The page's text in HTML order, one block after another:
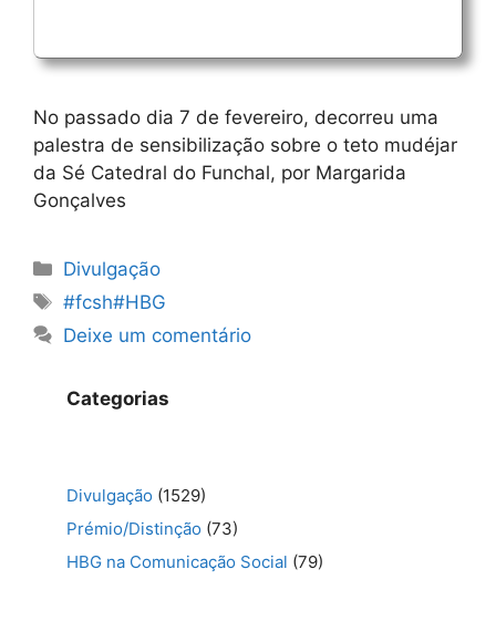
No passado dia 7 de fevereiro, decorreu uma
palestra de sensibilização sobre o teto mudéjar
da Sé Catedral do Funchal, por Margarida
Gonçalves
Categorias
Divulgação
Etiquetas
#fcsh#HBG
Deixe um comentário
Categorias
Divulgação (1529)
Prémio/Distinção (73)
HBG na Comunicação Social (79)